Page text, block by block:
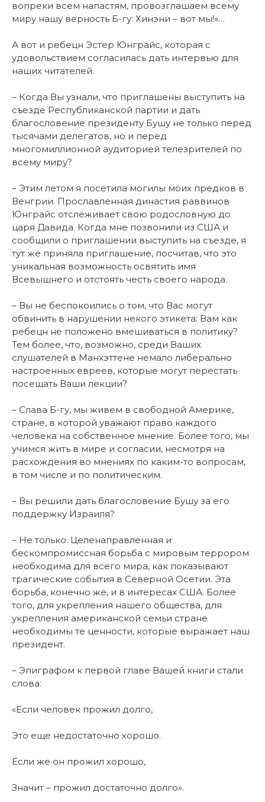
вопреки всем напастям, провозглашаем всему
миру нашу верность Б-гу: Хинэни – вот мы!»…
А вот и ребецн Эстер Юнграйс, которая с
удовольствием согласилась дать интервью для
наших читателей.
– Когда Вы узнали, что приглашены выступить на
съезде Республиканской партии и дать
благословение президенту Бушу не только перед
тысячами делегатов, но и перед
многомиллионной аудиторией телезрителей по
всему миру?
– Этим летом я посетила могилы моих предков в
Венгрии. Прославленная династия раввинов
Юнграйс отслеживает свою родословную до
царя Давида. Когда мне позвонили из США и
сообщили о приглашении выступить на съезде, я
тут же приняла приглашение, посчитав, что это
уникальная возможность освятить имя
Всевышнего и отстоять честь своего народа.
– Вы не беспокоились о том, что Вас могут
обвинить в нарушении некого этикета: Вам как
ребецн не положено вмешиваться в политику?
Тем более, что, возможно, среди Ваших
слушателей в Манхэттене немало либерально
настроенных евреев, которые могут перестать
посещать Ваши лекции?
– Слава Б-гу, мы живем в свободной Америке,
стране, в которой уважают право каждого
человека на собственное мнение. Более того, мы
учимся жить в мире и согласии, несмотря на
расхождения во мнениях по каким-то вопросам,
в том числе и по политическим.
– Вы решили дать благословение Бушу за его
поддержку Израиля?
– Не только. Целенаправленная и
бескомпромиссная борьба с мировым террором
необходима для всего мира, как показывают
трагические события в Северной Осетии. Эта
борьба, конечно же, и в интересах США. Более
того, для укрепления нашего общества, для
укрепления американской семьи стране
необходимы те ценности, которые выражает наш
президент.
– Эпиграфом к первой главе Вашей книги стали
слова:
«Если человек прожил долго,
Это еще недостаточно хорошо.
Если же он прожил хорошо,
Значит – прожил достаточно долго».